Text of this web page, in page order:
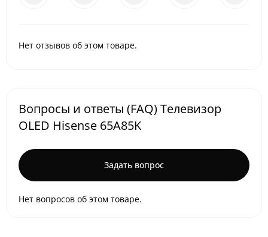
Нет отзывов об этом товаре.
Вопросы и ответы (FAQ) Телевизор
OLED Hisense 65A85K
Задать вопрос
Нет вопросов об этом товаре.